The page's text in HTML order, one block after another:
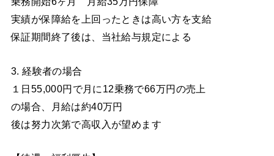
実績が保障給を上回ったときは高い方を支給
保証期間終了後は、当社給与規定による
3. 経験者の場合
１日55,000円で月に12乗務で66万円の売上
の場合、月給は約40万円
後は努力次第で高収入が望めます